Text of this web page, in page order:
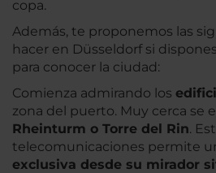
copa.
Además, te proponemos las
hacer en Düsseldorf si
para conocer la ciudad:
Comienza admirando los
zona del puerto. Muy cerca se
Rheinturm o Torre del Rin.
telecomunicaciones permite
exclusiva desde su mirador